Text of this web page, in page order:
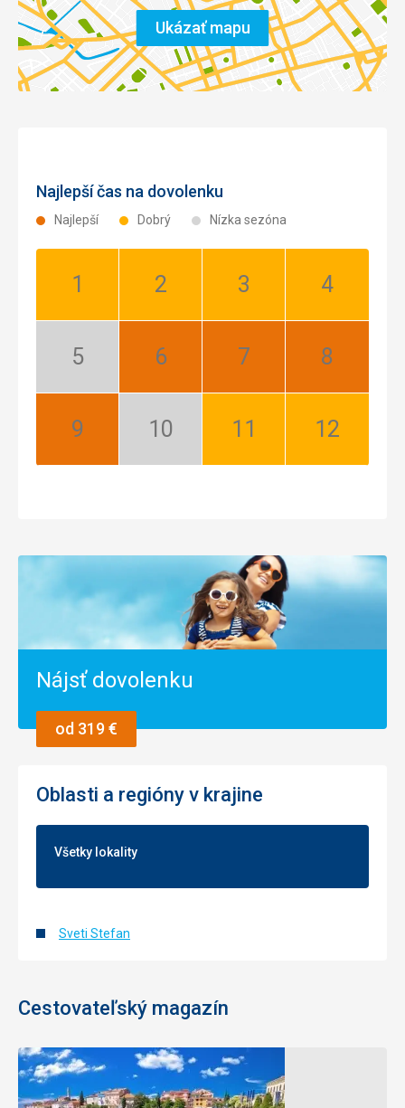
Ukázať mapu
Najlepší čas na dovolenku
Najlepší Dobrý Nízka sezóna
Január:
Február:
Marec:
Apríl:
Máj:
Jún:
Júl:
August:
September:
Október:
November:
December:
Nájsť dovolenku
od 319 €
Oblasti a regióny v krajine
Všetky lokality
Sveti Stefan
Cestovateľský magazín